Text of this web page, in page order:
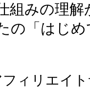
組みの理
の「はじ
ィリエイ